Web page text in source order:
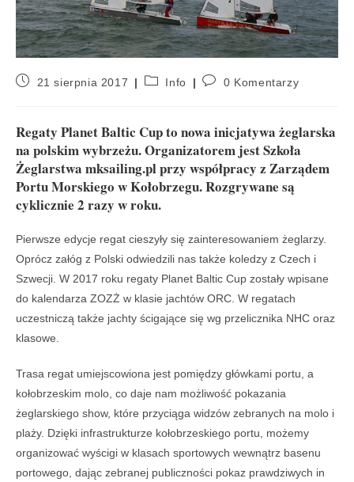
21 sierpnia 2017 Info 0 Komentarzy
Regaty Planet Baltic Cup to nowa inicjatywa żeglarska
na polskim wybrzeżu. Organizatorem jest Szkoła
Żeglarstwa mksailing.pl przy współpracy z Zarządem
Portu Morskiego w Kołobrzegu. Rozgrywane są
cyklicznie 2 razy w roku.
Pierwsze edycje regat cieszyły się zainteresowaniem żeglarzy.
Oprócz załóg z Polski odwiedzili nas także koledzy z Czech i
Szwecji. W 2017 roku regaty Planet Baltic Cup zostały wpisane
do kalendarza ZOZŻ w klasie jachtów ORC. W regatach
uczestniczą także jachty ścigające się wg przelicznika NHC oraz
klasowe.
Trasa regat umiejscowiona jest pomiędzy główkami portu, a
kołobrzeskim molo, co daje nam możliwość pokazania
żeglarskiego show, które przyciąga widzów zebranych na molo i
plaży. Dzięki infrastrukturze kołobrzeskiego portu, możemy
organizować wyścigi w klasach sportowych wewnątrz basenu
portowego, dając zebranej publiczności pokaz prawdziwych in